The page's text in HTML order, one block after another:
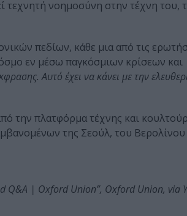
νοημοσύνη στην τέχνη του,
πεδίων, κάθε μια από τις
εν μέσω παγκόσμιων κρίσεων και
Αυτό έχει να κάνει με την
την πλατφόρμα τέχνης και
της Σεούλ, του Βερολίνου
Q&A | Oxford Union”, Oxford Union, via